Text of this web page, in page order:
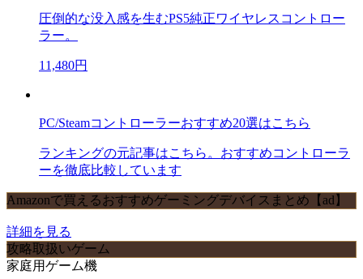
圧倒的な没入感を生むPS5純正ワイヤレスコントロー
ラー。
11,480円
PC/Steamコントローラーおすすめ20選はこちら
ランキングの元記事はこちら。おすすめコントローラ
ーを徹底比較しています
Amazonで買えるおすすめゲーミングデバイスまとめ【ad】
詳細を見る
攻略取扱いゲーム
家庭用ゲーム機